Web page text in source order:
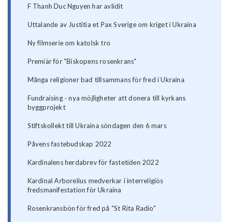
F Thanh Duc Nguyen har avlidit
Uttalande av Justitia et Pax Sverige om kriget i Ukraina
Ny filmserie om katolsk tro
Premiär för "Biskopens rosenkrans"
Många religioner bad tillsammans för fred i Ukraina
Fundraising - nya möjligheter att donera till kyrkans
byggprojekt
Stiftskollekt till Ukraina söndagen den 6 mars
Påvens fastebudskap 2022
Kardinalens herdabrev för fastetiden 2022
Kardinal Arborelius medverkar i interreligiös
fredsmanifestation för Ukraina
Rosenkransbön för fred på "St Rita Radio"